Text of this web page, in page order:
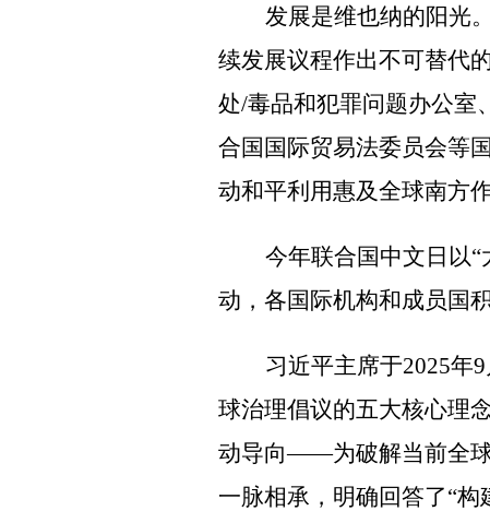
发展是维也纳的阳光
续发展议程作出不可替代
处/毒品和犯罪问题办公室
合国国际贸易法委员会等
动和平利用惠及全球南方
今年联合国中文日以
动，各国际机构和成员国
习近平主席于2025年9
球治理倡议的五大核心理
动导向——为破解当前全
一脉相承，明确回答了“构